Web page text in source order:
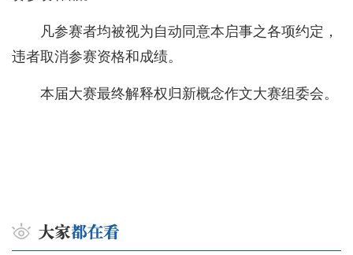
凡参赛者均被视为自动同意本启事之各项约定，
违者取消参赛资格和成绩。
本届大赛最终解释权归新概念作文大赛组委会。